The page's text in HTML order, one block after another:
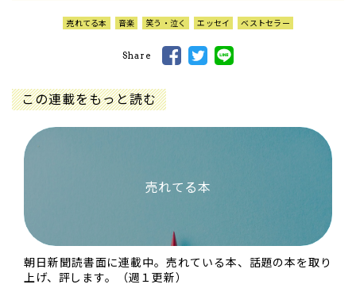
売れてる本 音楽 笑う・泣く エッセイ ベストセラー
Share
この連載をもっと読む
売れてる本
朝日新聞読書面に連載中。売れている本、話題の本を取り
上げ、評します。（週１更新）